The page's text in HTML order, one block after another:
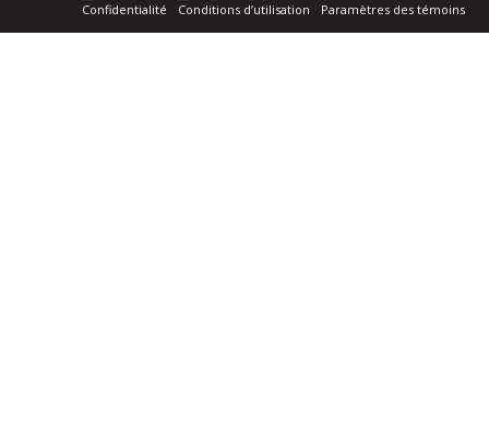
Confidentialité Conditions d’utilisation Paramètres des témoins